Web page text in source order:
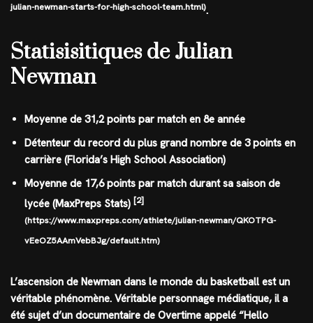
julian-newman-starts-for-high-school-team.html).
Statisisitiques de Julian
Newman
Moyenne de 31,2 points par match en 8e année
Détenteur du record du plus grand nombre de 3 points en
carrière (Florida’s High School Association)
Moyenne de 17,6 points par match durant sa saison de
lycée (MaxPreps Stats) [2]
(https://www.maxpreps.com/athlete/julian-newman/QKOTPG-
vEeOZ5AAmVebBJg/default.htm)
L’ascension de Newman dans le monde du basketball est un
véritable phénomène. Véritable personnage médiatique, il a
été sujet d’un documentaire de Overtime appelé “Hello